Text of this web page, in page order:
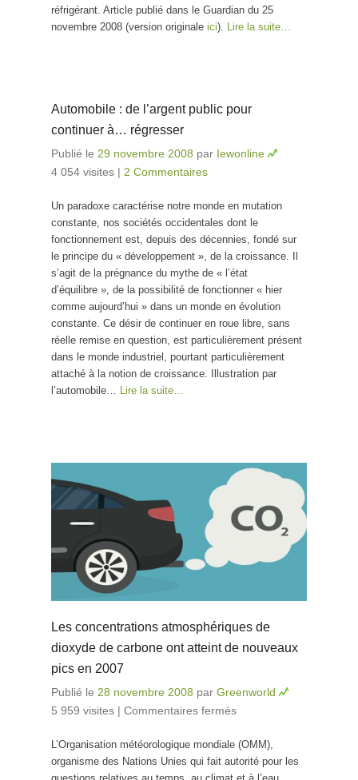
réfrigérant. Article publié dans le Guardian du 25
novembre 2008 (version originale ici). Lire la suite…
Automobile : de l’argent public pour
continuer à… régresser
Publié le 29 novembre 2008 par Iewonline
4 054 visites | 2 Commentaires
Un paradoxe caractérise notre monde en mutation
constante, nos sociétés occidentales dont le
fonctionnement est, depuis des décennies, fondé sur
le principe du « développement », de la croissance. Il
s’agit de la prégnance du mythe de « l’état
d’équilibre », de la possibilité de fonctionner « hier
comme aujourd’hui » dans un monde en évolution
constante. Ce désir de continuer en roue libre, sans
réelle remise en question, est particulièrement présent
dans le monde industriel, pourtant particulièrement
attaché à la notion de croissance. Illustration par
l’automobile…
Lire la suite…
Les concentrations atmosphériques de
dioxyde de carbone ont atteint de nouveaux
pics en 2007
Publié le 28 novembre 2008 par Greenworld
5 959 visites | Commentaires fermés
atmosphériques
de dioxyde de
L’Organisation météorologique mondiale (OMM),
organisme des Nations Unies qui fait autorité pour les